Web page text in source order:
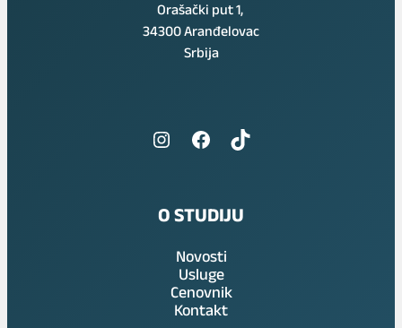
Orašački put 1,
34300 Aranđelovac
Srbija
Instagram Facebook TikTok
O STUDIJU
Novosti
Usluge
Cenovnik
Kontakt